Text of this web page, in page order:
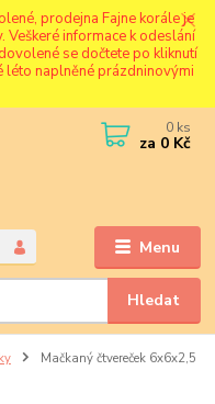
prodejna Fajne korále je
Veškeré informace k odeslání
se dočtete po kliknutí
léto naplněné prázdninovými
Menu
Hledat
0 ks
za 0 Kč
Mačkaný čtvereček 6x6x2,5